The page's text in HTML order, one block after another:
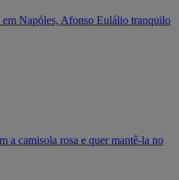
Napóles, Afonso Eulálio tranquilo
a camisola rosa e quer mantê-la no